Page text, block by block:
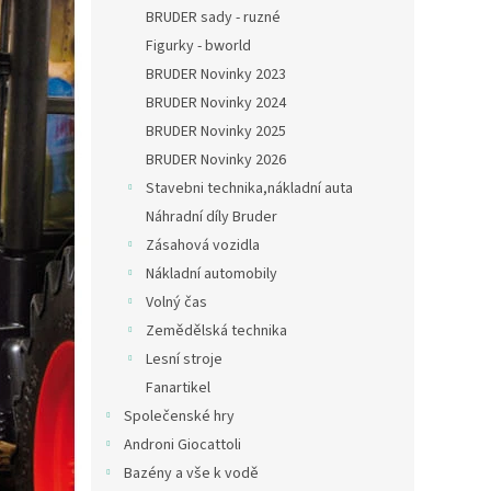
BRUDER sady - ruzné
Figurky - bworld
BRUDER Novinky 2023
BRUDER Novinky 2024
BRUDER Novinky 2025
BRUDER Novinky 2026
Stavebni technika,nákladní auta
Náhradní díly Bruder
Zásahová vozidla
Nákladní automobily
Volný čas
Zemědělská technika
Lesní stroje
Fanartikel
Společenské hry
Androni Giocattoli
Bazény a vše k vodě